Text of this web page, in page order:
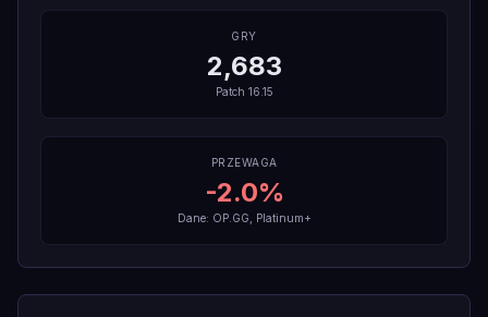
GRY
2,683
Patch 16.15
PRZEWAGA
-2.0%
Dane: OP.GG, Platinum+